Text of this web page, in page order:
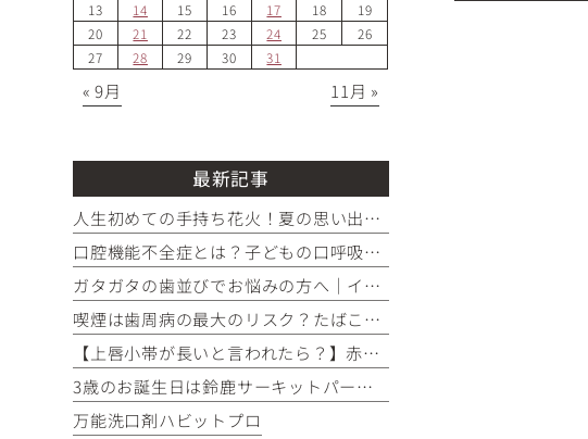
13
14 15 16 17 18
19
20
21 22 23 24 25
26
27
28 29 30 31
« 9月 11月 »
最新記事
人生初めての手持ち花火！夏の思い出とお口の健康
口腔機能不全症とは？子どもの口呼吸・食べる・話す力を育てるために知っておきたいこと
ガタガタの歯並びでお悩みの方へ｜インビザラインがおすすめな理由
喫煙は歯周病の最大のリスク？たばこがお口に与える影響をご存じですか
【上唇小帯が長いと言われたら？】赤ちゃんによくある特徴と治療が必要なケース
3歳のお誕生日は鈴鹿サーキットパークへ！成長を感じた一日でした♪
万能洗口剤ハビットプロ